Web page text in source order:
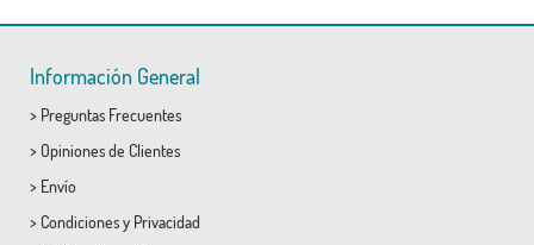
Información General
> Preguntas Frecuentes
> Opiniones de Clientes
> Envío
> Condicionesy Privacidad